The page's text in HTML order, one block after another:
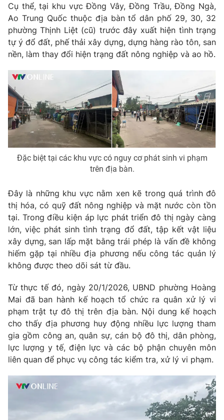
Chuyên mục khác
Emagazine Podcast
Photo Infographic
Video Shorts video
VTV Money VTV Thể thao
VTV Sức khoẻ Bất động sản
Tấm lòng Việt
VTV4 Vươn mình bằng AI
VTV9 VTV8
Liên hệ tòa soạn English
THỜI BÁO VTV
Theo dõi báo trên
Cơ quan báo chí:
Giấy phép hoạt động báo in và báo điện tử số 483/GP-BTTTT
cấp ngày 29/12/2023
Cụ thể, tại khu vực Đồng Vây, Đồng Trầu, Đồng Ngà,
Ao Trung Quốc thuộc địa bàn tổ dân phố 29, 30, 32
phường Thịnh Liệt (cũ) trước đây xuất hiện tình trạng
tự ý đổ đất, phế thải xây dựng, dựng hàng rào tôn, san
nền, làm thay đổi hiện trạng đất nông nghiệp và ao hồ.
Đặc biệt tại các khu vực có nguy cơ phát sinh vi phạm
trên địa bàn.
Đây là những khu vực nằm xen kẽ trong quá trình đô
thị hóa, có quỹ đất nông nghiệp và mặt nước còn tồn
tại. Trong điều kiện áp lực phát triển đô thị ngày càng
lớn, việc phát sinh tình trạng đổ đất, tập kết vật liệu
xây dựng, san lấp mặt bằng trái phép là vấn đề không
hiếm gặp tại nhiều địa phương nếu công tác quản lý
không được theo dõi sát từ đầu.
Từ thực tế đó, ngày 20/1/2026, UBND phường Hoàng
Mai đã ban hành kế hoạch tổ chức ra quân xử lý vi
phạm trật tự đô thị trên địa bàn. Nội dung kế hoạch
cho thấy địa phương huy động nhiều lực lượng tham
gia gồm công an, quân sự, cán bộ đô thị, dân phòng,
lực lượng y tế, điện lực và các bộ phận chuyên môn
liên quan để phục vụ công tác kiểm tra, xử lý vi phạm.